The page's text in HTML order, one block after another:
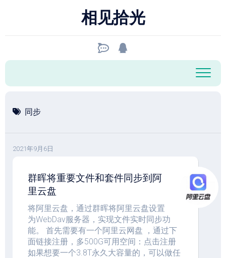
相见拾光
同步
2021年9月6日
群晖将重要文件和套件同步到阿
里云盘
将阿里云盘，通过群晖将阿里云盘设置
为WebDav服务器，实现文件实时同步功
能。 首先需要有一个阿里云网盘 ，通过下
面链接注册，多500G可用空间：点击注册
如果想要一个3.8T永久大容量的，可以做任